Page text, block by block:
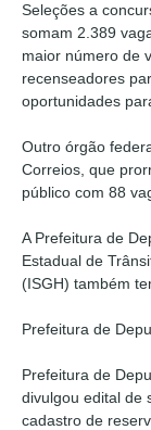
Seleções a
somam 2.389
maior número de
recenseadores
oportunidades
Outro órgão
Correios, que
público com 88
A Prefeitura de
Estadual de
(ISGH) também
Prefeitura de
Prefeitura de
divulgou edital de
cadastro de